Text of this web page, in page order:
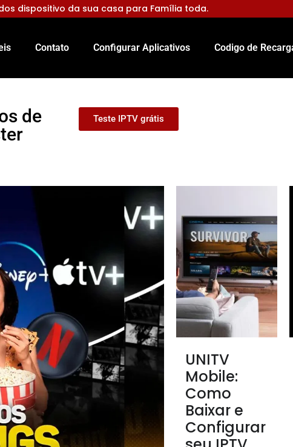
dispositivo da sua casa para Família toda.
Contato Configurar Aplicativos Codigo de
de
Teste IPTV grátis
UNITV
Mobile:
Como
Baixar e
Configurar